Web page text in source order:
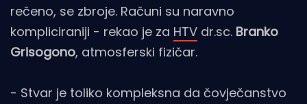
rečeno, se zbroje. Računi su naravno
kompliciraniji - rekao je za HTV dr.sc. Branko
Grisogono, atmosferski fizičar.
- Stvar je toliko kompleksna da čovječanstvo